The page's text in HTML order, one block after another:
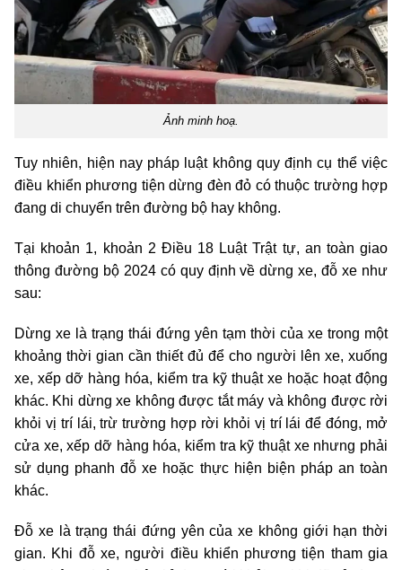
Ảnh minh hoạ.
Tuy nhiên, hiện nay pháp luật không quy định cụ thể việc
điều khiển phương tiện dừng đèn đỏ có thuộc trường hợp
đang di chuyển trên đường bộ hay không.
Tại khoản 1, khoản 2 Điều 18 Luật Trật tự, an toàn giao
thông đường bộ 2024 có quy định về dừng xe, đỗ xe như
sau:
Dừng xe là trạng thái đứng yên tạm thời của xe trong một
khoảng thời gian cần thiết đủ để cho người lên xe, xuống
xe, xếp dỡ hàng hóa, kiểm tra kỹ thuật xe hoặc hoạt động
khác. Khi dừng xe không được tắt máy và không được rời
khỏi vị trí lái, trừ trường hợp rời khỏi vị trí lái để đóng, mở
cửa xe, xếp dỡ hàng hóa, kiểm tra kỹ thuật xe nhưng phải
sử dụng phanh đỗ xe hoặc thực hiện biện pháp an toàn
khác.
Đỗ xe là trạng thái đứng yên của xe không giới hạn thời
gian. Khi đỗ xe, người điều khiển phương tiện tham gia